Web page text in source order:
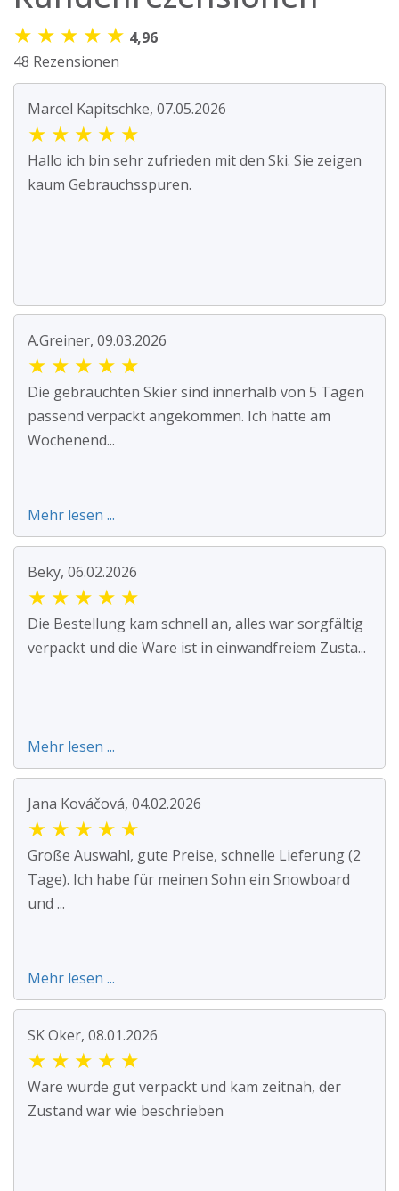
★ ★ ★ ★ ★ 4,96
48 Rezensionen
Marcel Kapitschke, 07.05.2026
★ ★ ★ ★ ★
Hallo ich bin sehr zufrieden mit den Ski. Sie zeigen
kaum Gebrauchsspuren.
A.Greiner, 09.03.2026
★ ★ ★ ★ ★
Die gebrauchten Skier sind innerhalb von 5 Tagen
passend verpackt angekommen. Ich hatte am
Wochenend...
Mehr lesen ...
Beky, 06.02.2026
★ ★ ★ ★ ★
Die Bestellung kam schnell an, alles war sorgfältig
verpackt und die Ware ist in einwandfreiem Zusta...
Mehr lesen ...
Jana Kováčová, 04.02.2026
★ ★ ★ ★ ★
Große Auswahl, gute Preise, schnelle Lieferung (2
Tage). Ich habe für meinen Sohn ein Snowboard
und ...
Mehr lesen ...
SK Oker, 08.01.2026
★ ★ ★ ★ ★
Ware wurde gut verpackt und kam zeitnah, der
Zustand war wie beschrieben